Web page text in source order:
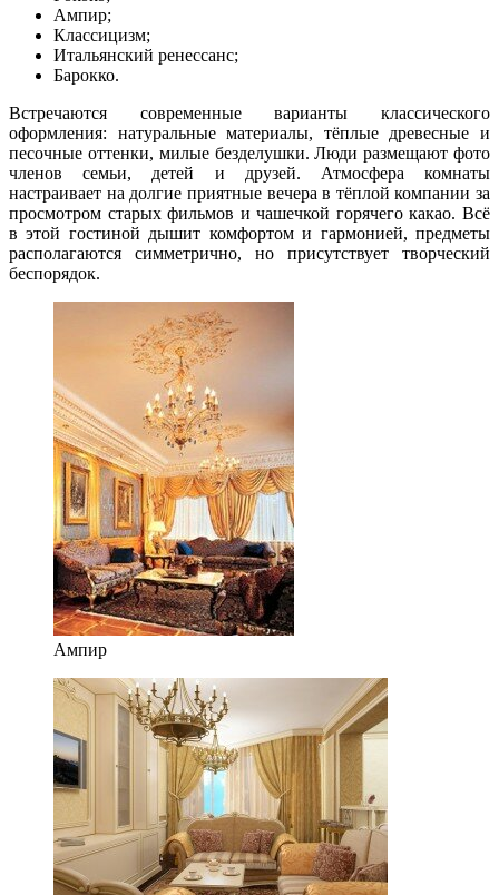
Ампир;
Классицизм;
Итальянский ренессанс;
Барокко.
Встречаются современные варианты классического
оформления: натуральные материалы, тёплые древесные и
песочные оттенки, милые безделушки. Люди размещают фото
членов семьи, детей и друзей. Атмосфера комнаты
настраивает на долгие приятные вечера в тёплой компании за
просмотром старых фильмов и чашечкой горячего какао. Всё
в этой гостиной дышит комфортом и гармонией, предметы
располагаются симметрично, но присутствует творческий
беспорядок.
Ампир